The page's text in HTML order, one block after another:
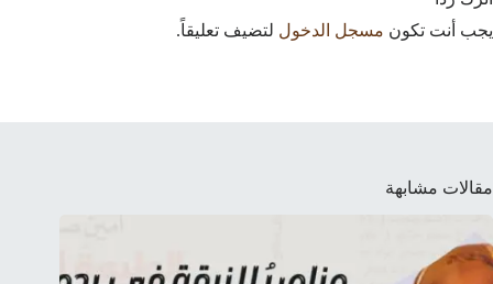
يجب أنت تكون مسجل الدخول لتضيف تعليقاً.
مقالات مشابهة